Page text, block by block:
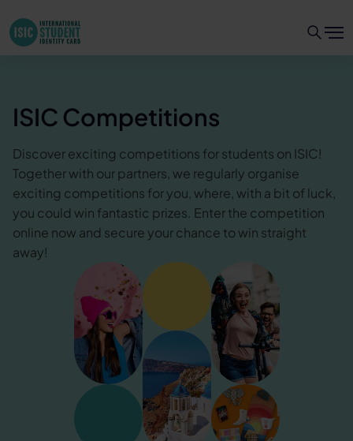
ISIC Competitions
Discover exciting competitions for students on ISIC!
Together with our partners, we regularly organise
exciting competitions for you, where, with a bit of luck,
you could win fantastic prizes. Enter the competition
online now and secure your chance to win straight
away!